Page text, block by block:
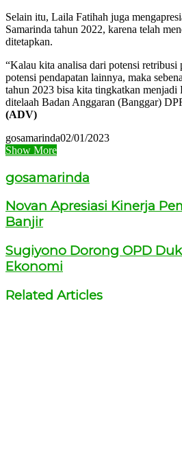
Selain itu, Laila Fatihah juga
Samarinda tahun 2022, karena telah
ditetapkan.
“Kalau kita analisa dari potensi retribusi
potensi pendapatan lainnya, maka
tahun 2023 bisa kita tingkatkan
ditelaah Badan Anggaran (Banggar)
(ADV)
gosamarinda02/01/2023
Show More
gosamarinda
Novan Apresiasi Kinerja
Banjir
Sugiyono Dorong OPD
Ekonomi
Related Articles